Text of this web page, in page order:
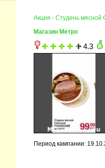
Акция - Студень мясной
Магазин Метро
4.3
Период кампании: